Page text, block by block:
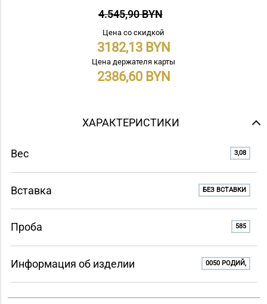
4.545,90 BYN
Цена со скидкой
3182,13
Цена держателя карты
2386,60
ХАРАКТЕРИСТИКИ
Вес 3,08
Вставка БЕЗ ВСТАВКИ
Проба 585
Информация об изделии 0050 РОДИЙ,